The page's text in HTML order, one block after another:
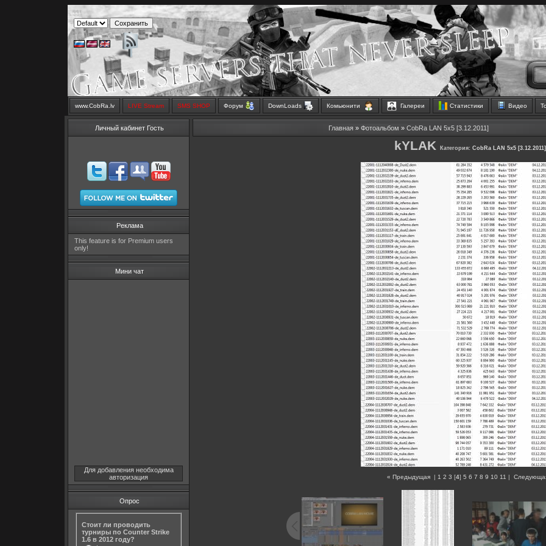
www.CobRa.lv LIVE Stream SMS SHOP Форум DownLoads Комьюнити Галереи Статистики Видео
Личный кабинет Гость
Реклама
This feature is for Premium users
only!
Мини чат
Для добавления необходима
авторизация
Опрос
Стоит ли проводить
турниры по Counter Strike
1.6 в 2012 году?
Главная» Фотоальбом » CobRa LAN 5x5 [3.12.2011]
kYLAK Категория: CobRa LAN 5x5 [3.12.2011]
« Предыдущая| 1 2 3 [4] 5 6 7 8 9 10 11 |